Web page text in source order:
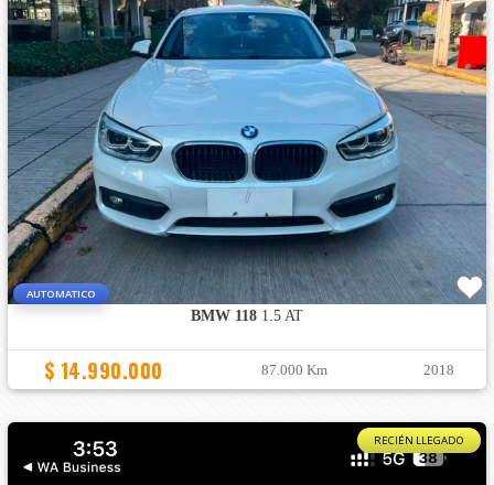
AUTOMATICO
BMW 1181.5 AT
$ 14.990.000 87.000 Km 2018
RECIÉN LLEGADO